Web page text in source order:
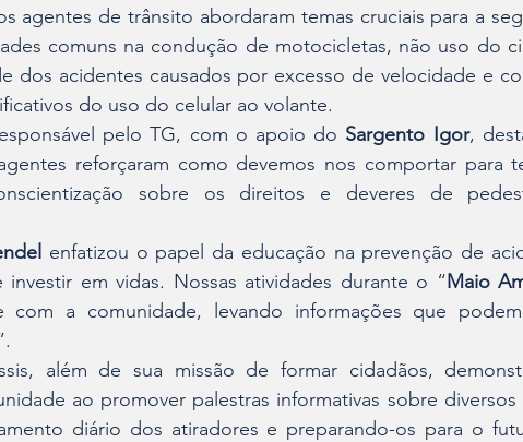
agentes de trânsito abordaram temas cruciais para a
comuns na condução de motocicletas, não uso do
dos acidentes causados por excesso de velocidade e
do uso do celular ao volante.
pelo TG, com o apoio do Sargento Igor,
reforçaram como devemos nos comportar para
sobre os direitos e deveres de
enfatizou o papel da educação na prevenção de
em vidas. Nossas atividades durante o “Maio
com a comunidade, levando informações que
além de sua missão de formar cidadãos,
ao promover palestras informativas sobre diversos
diário dos atiradores e preparando-os para o